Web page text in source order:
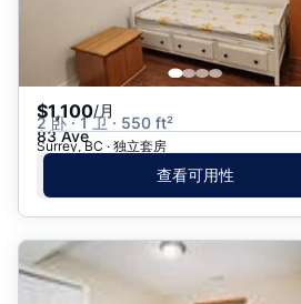
$1,100/月
2 卧 · 1 卫 · 550 ft²
83 Ave
Surrey, BC · 独立套房
查看可用性